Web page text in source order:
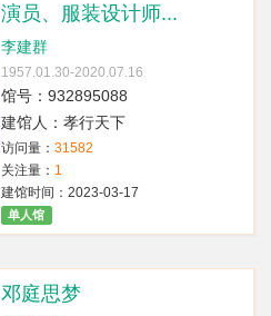
演员、服装设计师...
李建群
1957.01.30-2020.07.16
馆号：932895088
建馆人：孝行天下
访问量： 31582
关注量： 1
建馆时间：2023-03-17
单人馆
邓庭思梦